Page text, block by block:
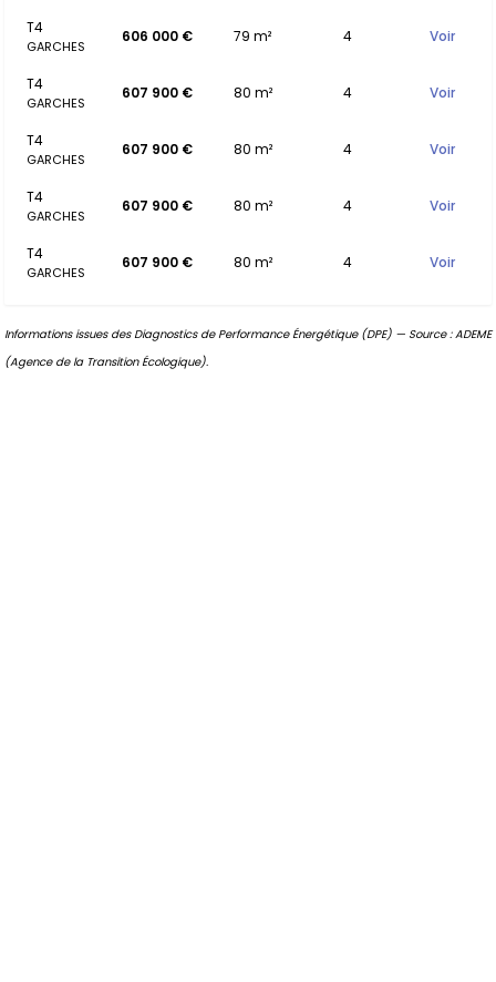
T4
GARCHES
606 000 € 79 m² 4 Voir
T4
GARCHES
607 900 € 80 m² 4 Voir
T4
GARCHES
607 900 € 80 m² 4 Voir
T4
GARCHES
607 900 € 80 m² 4 Voir
T4
GARCHES
607 900 € 80 m² 4 Voir
Informations issues des Diagnostics de Performance Énergétique (DPE) — Source : ADEME
(Agence de la Transition Écologique).